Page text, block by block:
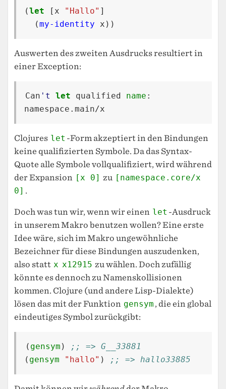
(let [ x "Hallo" ]
(my-identity x ))
Auswerten des zweiten Ausdrucks resultiert in
einer Exception:
Can 't let qualified name :
namespace.main/x
Clojures let -Form akzeptiert in den Bindungen
keine qualifizierten Symbole. Da das Syntax-
Quote alle Symbole vollqualifiziert, wird während
der Expansion [x 0] zu [namespace.core/x
0] .
Doch was tun wir, wenn wir einen let -Ausdruck
in unserem Makro benutzen wollen? Eine erste
Idee wäre, sich im Makro ungewöhnliche
Bezeichner für diese Bindungen auszudenken,
also statt x x12915 zu wählen. Doch zufällig
könnte es dennoch zu Namenskollisionen
kommen. Clojure (und andere Lisp-Dialekte)
lösen das mit der Funktion gensym , die ein global
eindeutiges Symbol zurückgibt:
( gensym )
;; => G__33881
( gensym "hallo" ) ;; => hallo33885